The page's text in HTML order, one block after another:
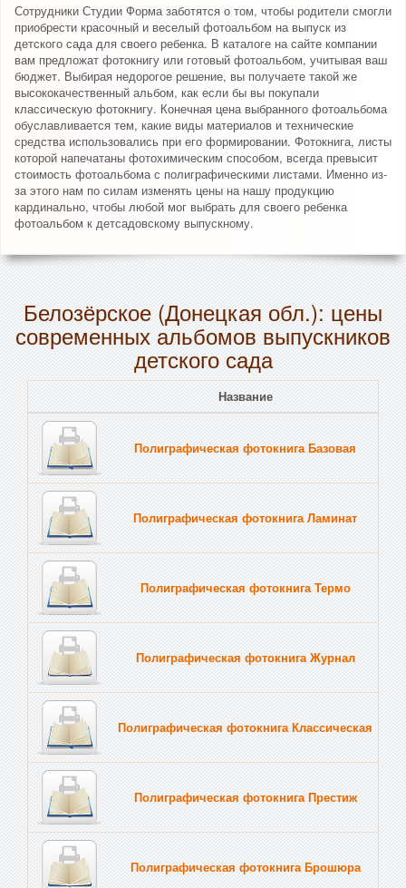
Сотрудники Студии Форма заботятся о том, чтобы родители смогли
приобрести красочный и веселый фотоальбом на выпуск из
детского сада для своего ребенка. В каталоге на сайте компании
вам предложат фотокнигу или готовый фотоальбом, учитывая ваш
бюджет. Выбирая недорогое решение, вы получаете такой же
высококачественный альбом, как если бы вы покупали
классическую фотокнигу. Конечная цена выбранного фотоальбома
обуславливается тем, какие виды материалов и технические
средства использовались при его формировании. Фотокнига, листы
которой напечатаны фотохимическим способом, всегда превысит
стоимость фотоальбома с полиграфическими листами. Именно из-
за этого нам по силам изменять цены на нашу продукцию
кардинально, чтобы любой мог выбрать для своего ребенка
фотоальбом к детсадовскому выпускному.
Белозёрское (Донецкая обл.): цены
современных альбомов выпускников
детского сада
Название
Полиграфическая фотокнига Базовая
Полиграфическая фотокнига Ламинат
Полиграфическая фотокнига Термо
Полиграфическая фотокнига Журнал
Полиграфическая фотокнига Классическая
Полиграфическая фотокнига Престиж
Полиграфическая фотокнига Брошюра